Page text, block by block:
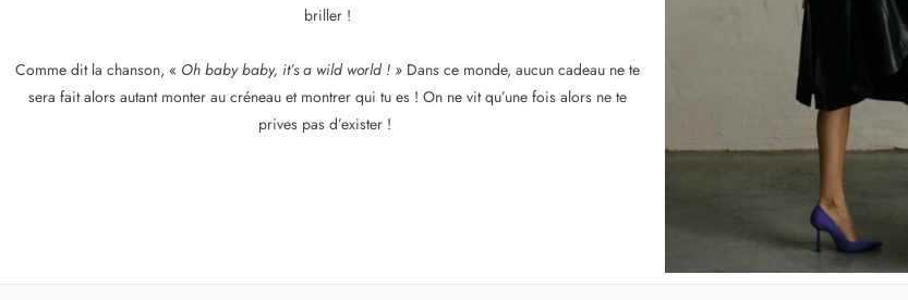
briller !
Comme dit la chanson, « Oh baby baby, it’s a wild world ! »Dans ce monde, aucun cadeau ne te
sera fait alors autant monter au créneau et montrer qui tu es ! On ne vit qu’une fois alors ne te
prives pas d’exister !